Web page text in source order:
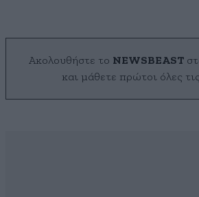
Ακολουθήστε το NEWSBEAST
και μάθετε πρώτοι όλες